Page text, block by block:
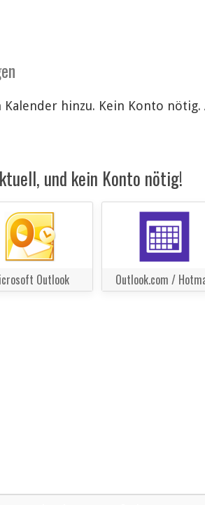
Kalender hinzu. Kein Konto
und kein Konto nötig!
Outlook Outlook.com /